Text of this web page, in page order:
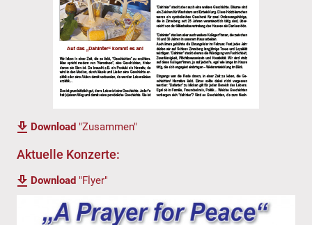
Download "Zusammen"
Aktuelle Konzerte:
Download "Flyer"